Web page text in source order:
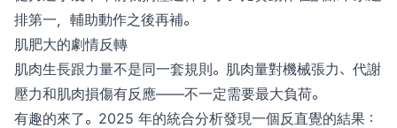
排第一，輔助動作之後再補。
肌肥大的劇情反轉
肌肉生長跟力量不是同一套規則。肌肉量對機械張力、代謝
壓力和肌肉損傷有反應——不一定需要最大負荷。
有趣的來了。2025 年的統合分析發現一個反直覺的結果：